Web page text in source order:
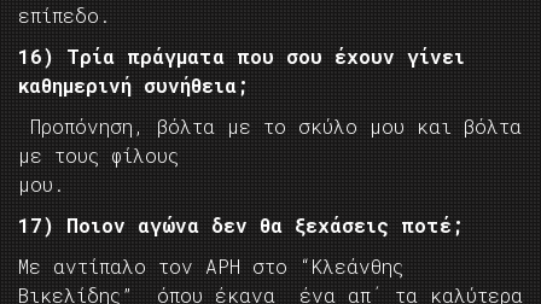
επίπεδο.
16) Τρία πράγματα που σου έχουν γίνει
καθημερινή συνήθεια;
Προπόνηση, βόλτα με το σκύλο μου και βόλτα
με τους φίλους
μου.
17) Ποιον αγώνα δεν θα ξεχάσεις ποτέ;
Με αντίπαλο τον ΑΡΗ στο “Κλεάνθης
Βικελίδης” όπου έκανα ένα απ΄ τα καλύτερα